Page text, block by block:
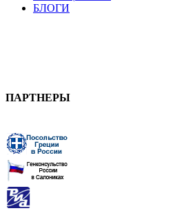
БЛОГИ
ПАРТНЕРЫ